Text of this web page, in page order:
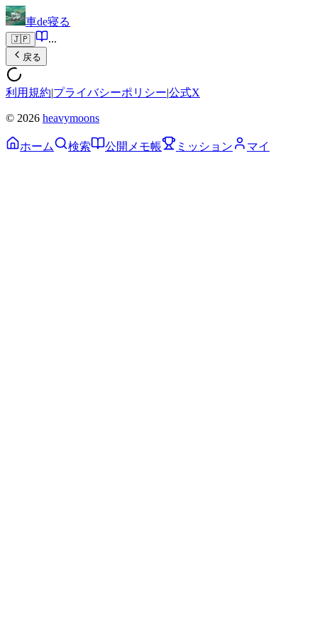
車de寝る
🇯🇵 ...
戻る
利用規約|プライバシーポリシー|公式X
© 2026 heavymoons
ホーム 検索 公開メモ帳 ミッション マイ